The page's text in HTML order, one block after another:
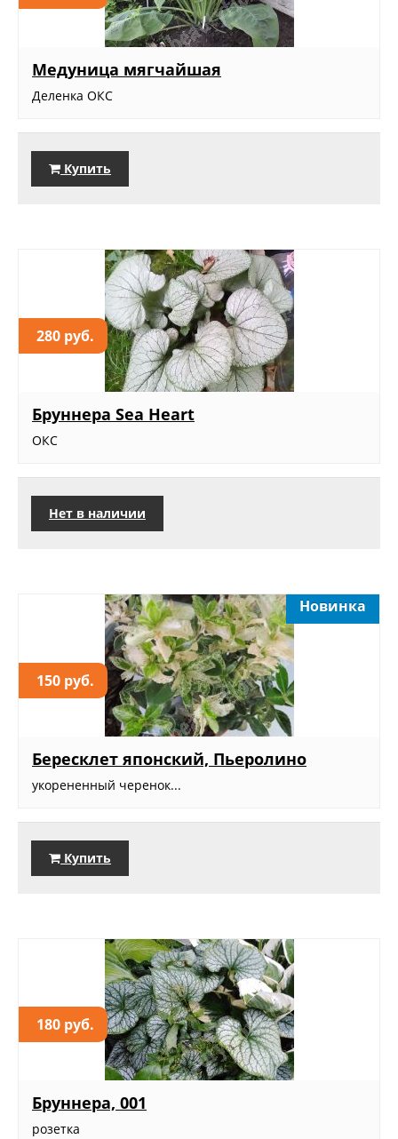
Медуница мягчайшая
Деленка ОКС
Купить
280 руб.
Бруннера Sea Heart
ОКС
Нет в наличии
150 руб.
Новинка
Бересклет японский, Пьеролино
укорененный черенок...
Купить
180 руб.
Бруннера, 001
розетка